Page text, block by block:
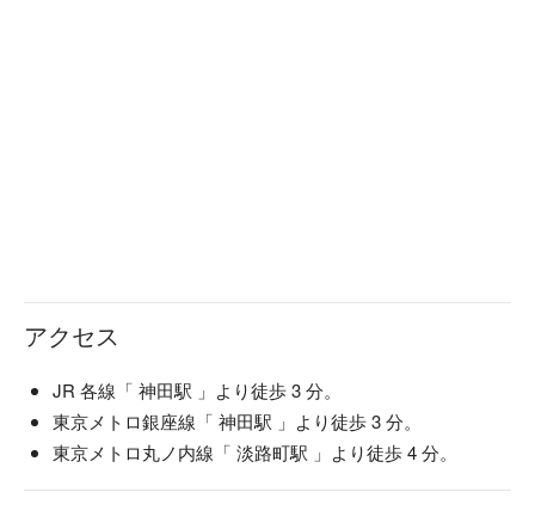
店裏的招牌菜是「豪邁炙燒鯖魚」🐟
店員會在眼前拿噴火槍烤鯖魚，一時之間店裏充滿炙燒的香味
魚皮變得酥脆又帶有煙熏香、魚肉柔嫩又新鮮，配上洋蔥、檸
檬一起吃真的超級下酒😍
喜歡吃魚的話，店裏還有生魚片、炸魚串可以選擇喔～
アクセス
JR 各線「 神田駅 」より徒歩 3 分。
東京メトロ銀座線「 神田駅 」より徒歩 3 分。
東京メトロ丸ノ内線「 淡路町駅 」より徒歩 4 分。